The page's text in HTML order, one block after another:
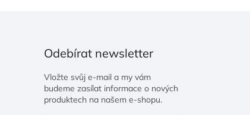
Odebírat newsletter
Vložte svůj e-mail a my vám
budeme zasílat informace o nových
produktech na našem e-shopu.